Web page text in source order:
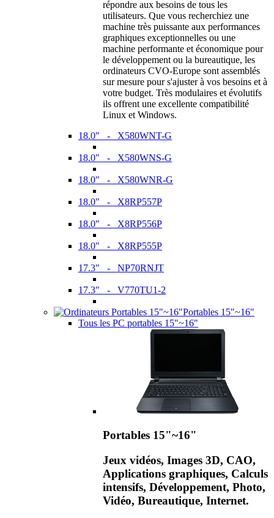
répondre aux besoins de tous les
utilisateurs. Que vous recherchiez une
machine très puissante aux performances
graphiques exceptionnelles ou une
machine performante et économique pour
le développement ou la bureautique, les
ordinateurs CVO-Europe sont assemblés
sur mesure pour s'ajuster à vos besoins et à
votre budget. Très modulaires et évolutifs
ils offrent une excellente compatibilité
Linux et Windows.
18.0" - X580WNT-G
18.0" - X580WNS-G
18.0" - X580WNR-G
18.0" - X8RP557P
18.0" - X8RP556P
18.0" - X8RP555P
17.3" - NP70RNJT
17.3" - V770TU1-2
Portables 15"~16"
Tous les PC portables 15"~16"
Portables 15"~16"
Jeux vidéos, Images 3D, CAO,
Applications graphiques, Calculs
intensifs, Développement, Photo,
Vidéo, Bureautique, Internet.